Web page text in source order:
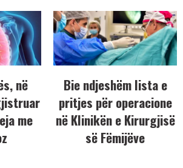
në
me
Bie ndjeshëm lista e
pritjes për operacione
në Klinikën e Kirurgjisë
së Fëmijëve